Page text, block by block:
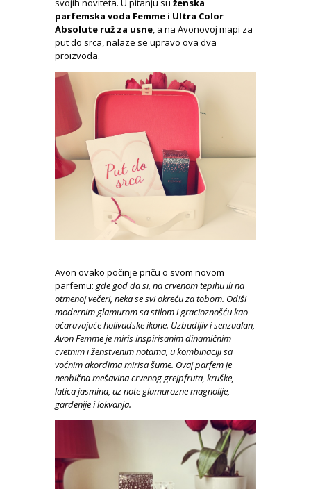
svojih noviteta. U pitanju su ženska
parfemska voda Femme i Ultra Color
Absolute ruž za usne, a na Avonovoj mapi za
put do srca, nalaze se upravo ova dva
proizvoda.
Avon ovako počinje priču o svom novom
parfemu: gde god da si, na crvenom tepihu ili na
otmenoj večeri, neka se svi okreću za tobom. Odiši
modernim glamurom sa stilom i gracioznošću kao
očaravajuće holivudske ikone. Uzbudljiv i senzualan,
Avon Femme je mirisinspirisanim dinamičnim
cvetnim i ženstvenim notama, u kombinaciji sa
voćnim akordima mirisa šume. Ovaj parfem je
neobična mešavina crvenog grejpfruta, kruške,
latica jasmina, uz note glamurozne magnolije,
gardenije i lokvanja.